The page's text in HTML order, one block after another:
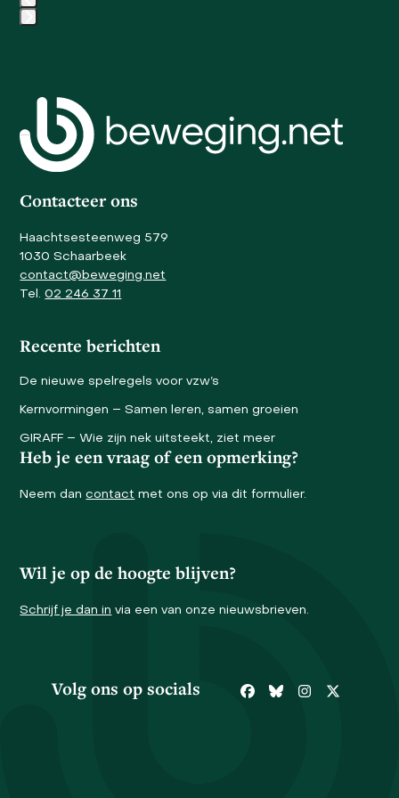
the
the
first
slide
Contacteer ons
Haachtsesteenweg 579
1030 Schaarbeek
contact@beweging.net
Tel.02 246 37 11
Recente berichten
De nieuwe spelregels voor vzw’s
Kernvormingen – Samen leren, samen groeien
GIRAFF – Wie zijn nek uitsteekt, ziet meer
Heb je een vraag of een opmerking?
Neem dancontact met ons op via dit formulier.
Wil je op de hoogte blijven?
Schrijf je dan in via een van onze nieuwsbrieven.
Volg ons op socials Facebook
BlueskyInstagram
Twitter